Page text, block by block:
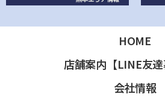
HOME
店舗案内【LINE友達
会社情報